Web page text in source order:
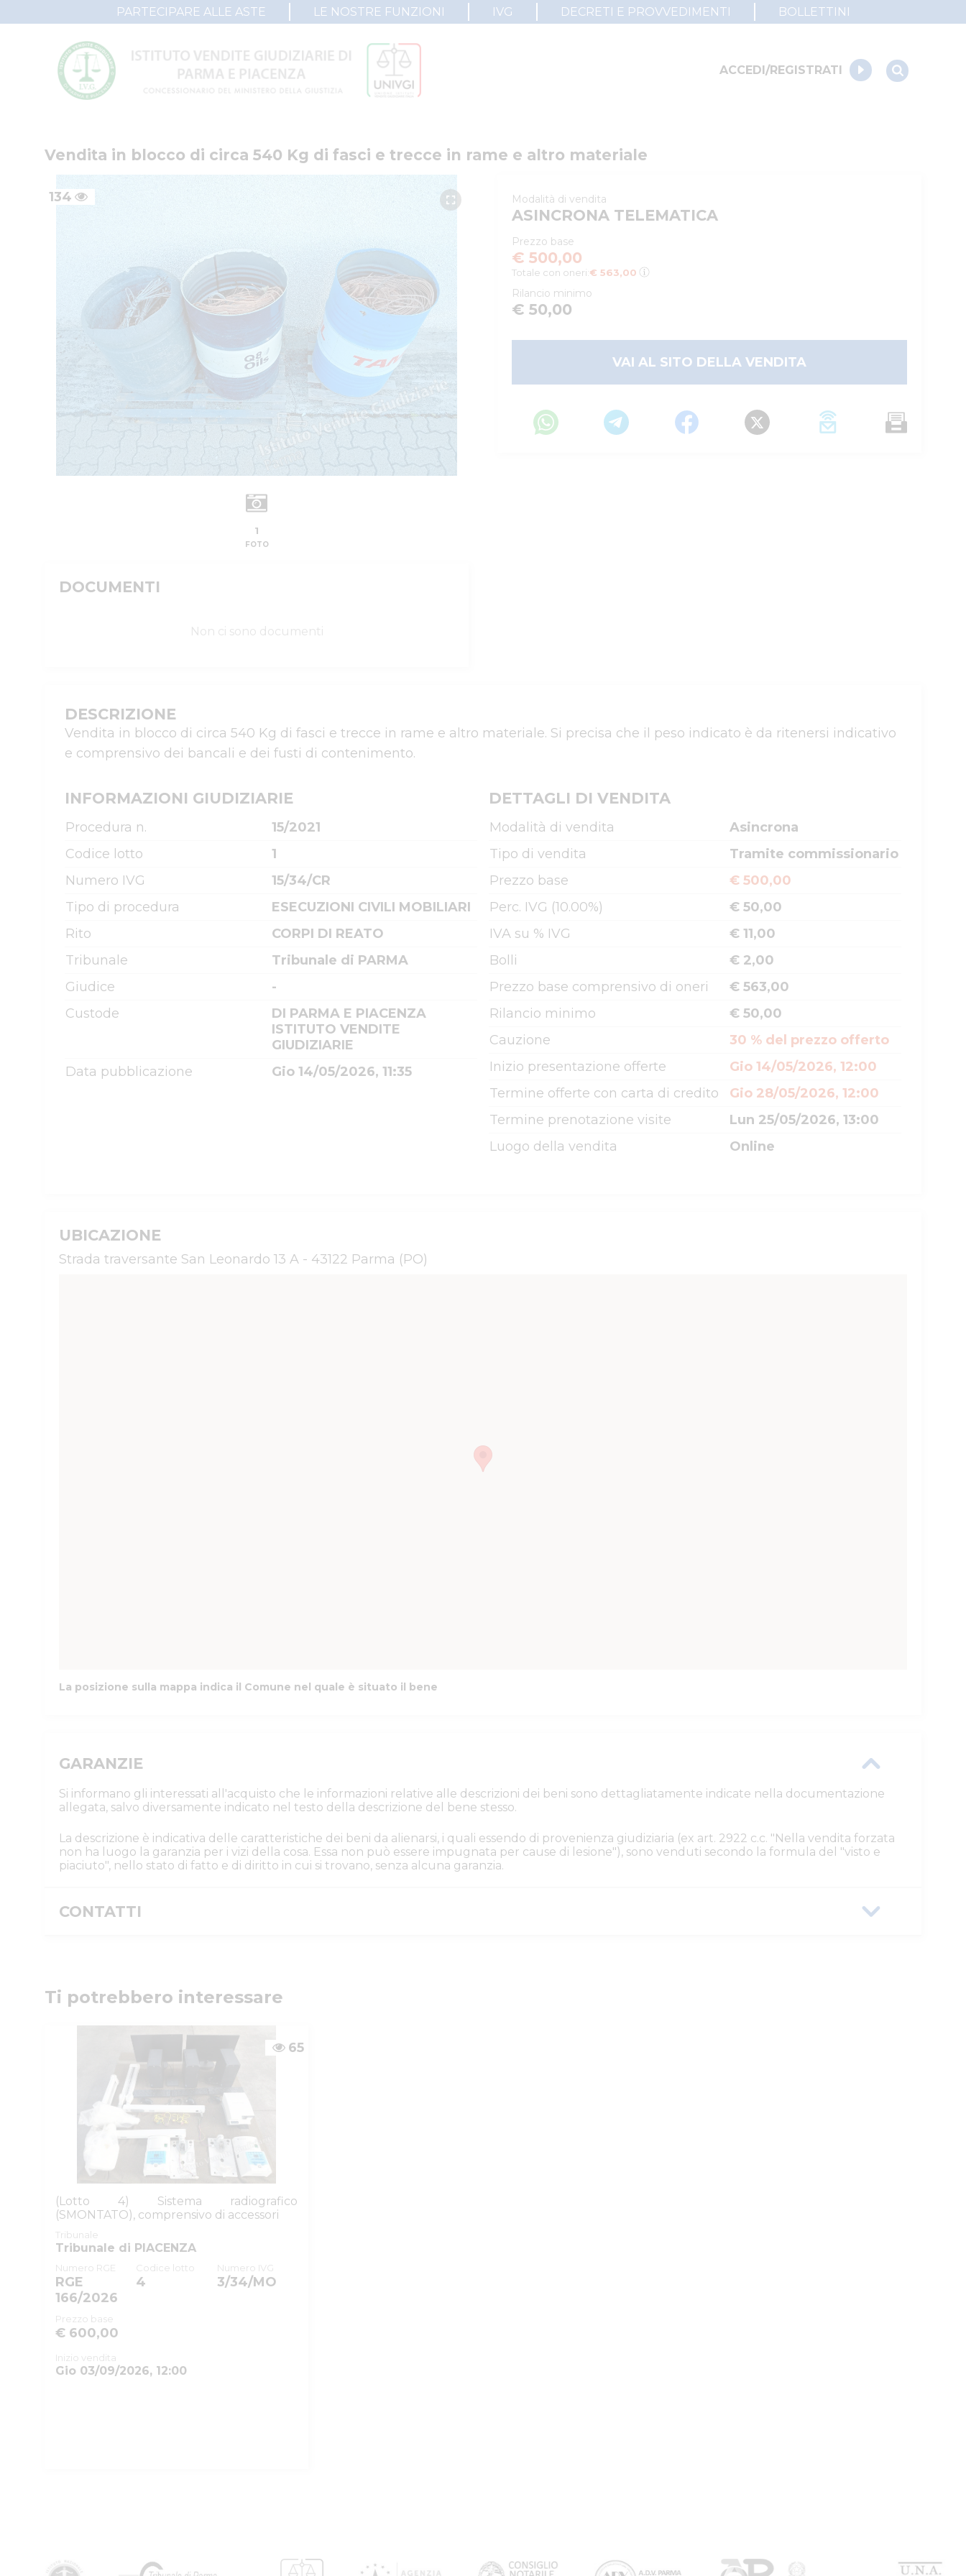
PARTECIPARE ALLE ASTE LE NOSTRE FUNZIONI IVG DECRETI E PROVVEDIMENTI BOLLETTINI
ACCEDI/REGISTRATI
Vendita in blocco di circa 540 Kg di fasci e trecce in rame e altro materiale
134
1
FOTO
DOCUMENTI
Non ci sono documenti
Modalità di vendita
ASINCRONA TELEMATICA
Prezzo base
€ 500,00
Totale con oneri:€ 563,00
Rilancio minimo
€ 50,00
VAI AL SITO DELLA VENDITA
DESCRIZIONE
Vendita in blocco di circa 540 Kg di fasci e trecce in rame e altro materiale. Si precisa che il peso indicato è da ritenersi indicativo
e comprensivo dei bancali e dei fusti di contenimento.
INFORMAZIONI GIUDIZIARIE
Procedura n.
15/2021
Codice lotto
1
Numero IVG
15/34/CR
Tipo di procedura
ESECUZIONI CIVILI MOBILIARI
Rito
CORPI DI REATO
Tribunale
Tribunale di PARMA
Giudice
-
Custode
DI PARMA E PIACENZA
ISTITUTO VENDITE
GIUDIZIARIE
Data pubblicazione
Gio 14/05/2026, 11:35
DETTAGLI DI VENDITA
Modalità di vendita
Asincrona
Tipo di vendita
Tramite commissionario
Prezzo base
€ 500,00
Perc. IVG (10.00%)
€ 50,00
IVA su % IVG
€ 11,00
Bolli
€ 2,00
Prezzo base comprensivo di oneri
€ 563,00
Rilancio minimo
€ 50,00
Cauzione
30 % del prezzo offerto
Inizio presentazione offerte
Gio 14/05/2026, 12:00
Termine offerte con carta di credito
Gio 28/05/2026, 12:00
Termine prenotazione visite
Lun 25/05/2026, 13:00
Luogo della vendita
Online
UBICAZIONE
Strada traversante San Leonardo 13 A - 43122 Parma (PO)
La posizione sulla mappa indica il Comune nel quale è situato il bene
GARANZIE
Si informano gli interessati all'acquisto che le informazioni relative alle descrizioni dei beni sono dettagliatamente indicate nella documentazione
allegata, salvo diversamente indicato nel testo della descrizione del bene stesso.
La descrizione è indicativa delle caratteristiche dei beni da alienarsi, i quali essendo di provenienza giudiziaria (ex art. 2922 c.c. "Nella vendita forzata
non ha luogo la garanzia per i vizi della cosa. Essa non può essere impugnata per cause di lesione"), sono venduti secondo la formula del "visto e
piaciuto", nello stato di fatto e di diritto in cui si trovano, senza alcuna garanzia.
CONTATTI
Custode
DI PARMA E PIACENZA ISTITUTO VENDITE GIUDIZIARIE
Ti potrebbero interessare
65
(Lotto 4) Sistema radiografico
(SMONTATO), comprensivo di accessori
Tribunale
Tribunale di PIACENZA
Numero RGE
RGE
166/2026
Codice lotto
4
Numero IVG
3/34/MO
Prezzo base
€ 600,00
Inizio vendita
Gio 03/09/2026, 12:00